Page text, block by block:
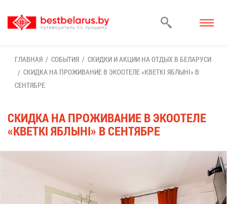
ГЛАВ­НАЯ СО­БЫ­ТИЯ
СКИД­КИ И АК­ЦИИ НА ОТ­ДЫХ В БЕ­ЛА­РУ­СИ
СКИД­КА НА ПРО­ЖИ­ВА­НИЕ В ЭКО­ОТЕ­ЛЕ «КВЕТКІ ЯБ­ЛЫНІ» В
СЕН­ТЯБ­РЕ
СКИД­КА НА ПРО­ЖИ­ВА­НИЕ В ЭКО­ОТЕ­ЛЕ
«КВЕТКІ ЯБ­ЛЫНІ» В СЕН­ТЯБ­РЕ